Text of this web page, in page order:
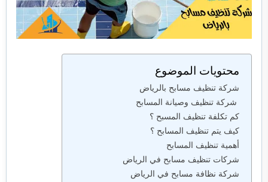
محتويات الموضوع
شركة تنظيف مسابح بالرياض
شركة تنظيف وصيانة المسابح
كم تكلفة تنظيف المسبح ؟
كيف يتم تنظيف المسابح ؟
أهمية تنظيف المسابح
شركات تنظيف مسابح في الرياض
شركة نظافة مسابح في الرياض